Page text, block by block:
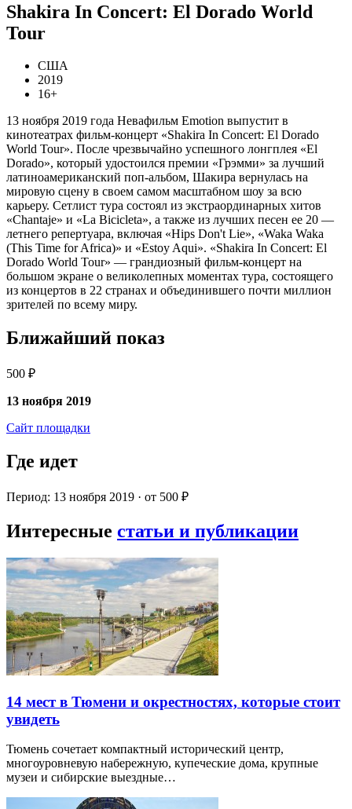
Shakira In Concert: El Dorado World
Tour
США
2019
16+
13 ноября 2019 года Невафильм Emotion выпустит в
кинотеатрах фильм-концерт «Shakira In Concert: El Dorado
World Tour». После чрезвычайно успешного лонгплея «El
Dorado», который удостоился премии «Грэмми» за лучший
латиноамериканский поп-альбом, Шакира вернулась на
мировую сцену в своем самом масштабном шоу за всю
карьеру. Сетлист тура состоял из экстраординарных хитов
«Chantaje» и «La Bicicleta», а также из лучших песен ее 20 —
летнего репертуара, включая «Hips Don't Lie», «Waka Waka
(This Time for Africa)» и «Estoy Aqui». «Shakira In Concert: El
Dorado World Tour» — грандиозный фильм-концерт на
большом экране о великолепных моментах тура, состоящего
из концертов в 22 странах и объединившего почти миллион
зрителей по всему миру.
Ближайший показ
500 ₽
13 ноября 2019
Сайт площадки
Где идет
Период: 13 ноября 2019 · от 500 ₽
Интересные статьи и публикации
14 мест в Тюмени и окрестностях, которые стоит
увидеть
Тюмень сочетает компактный исторический центр,
многоуровневую набережную, купеческие дома, крупные
музеи и сибирские выездные…